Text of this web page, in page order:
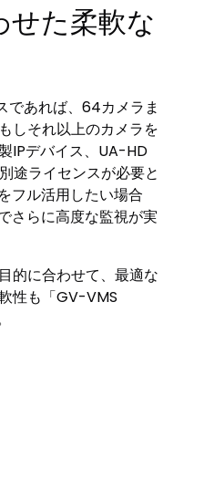
た柔軟な
であれば、64カメラま
しそれ以上のカメラを
IPデバイス、UA-HD
途ライセンスが必要と
フル活用したい場合
さらに高度な監視が実
的に合わせて、最適な
性も「GV-VMS